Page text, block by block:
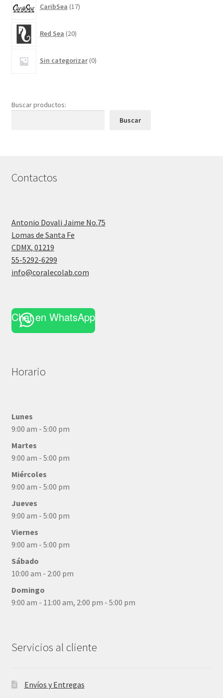
CaribSea 17productos
Red Sea 20productos
Sin categorizar 0productos
Buscar productos:
Buscar
Contactos
Antonio Dovali Jaime No.75
Lomas de Santa Fe
CDMX, 01219
55-5292-6299
info@coralecolab.com
Chat en WhatsApp
Horario
Lunes
9:00 am - 5:00 pm
Martes
9:00 am - 5:00 pm
Miércoles
9:00 am - 5:00 pm
Jueves
9:00 am - 5:00 pm
Viernes
9:00 am - 5:00 pm
Sábado
10:00 am - 2:00 pm
Domingo
9:00 am - 11:00 am, 2:00 pm - 5:00 pm
Servicios al cliente
Envíos y Entregas